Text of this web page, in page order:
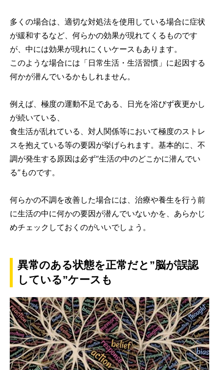
多くの場合は、適切な対処法を使用している場合に症状
が緩和するなど、何らかの効果が現れてくるものです
が、中には効果が現れにくいケースもあります。
このような場合には「日常生活・生活習慣」に起因する
何かが潜んでいるかもしれません。
例えば、極度の運動不足である、日光を浴びず夜更かし
が続いている、
食生活が乱れている、対人関係等において極度のストレ
スを抱えている等の要因が挙げられます。基本的に、不
調が発生する原因は必ず“生活の中のどこかに潜んでい
る”ものです。
何らかの不調を改善した場合には、治療や養生を行う前
に生活の中に何かの要因が潜んでいないかを、あらかじ
めチェックしておくのがいいでしょう。
異常のある状態を正常だと”脳が誤認
している”ケースも